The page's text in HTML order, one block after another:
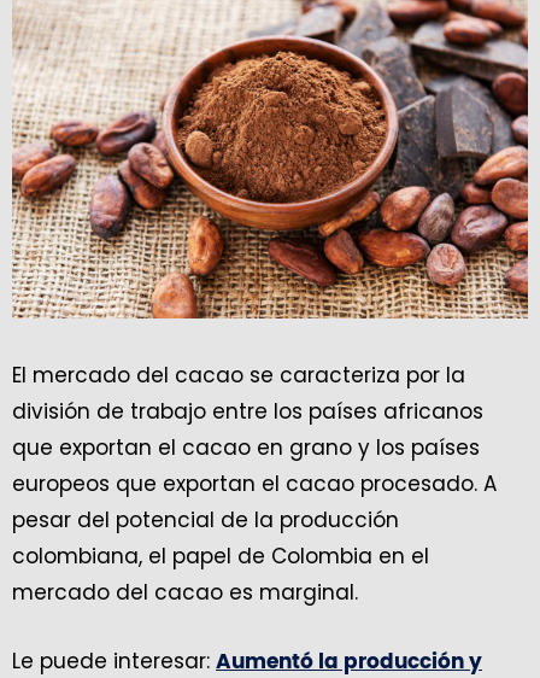
El mercado del cacao se caracteriza por la
división de trabajo entre los países africanos
que exportan el cacao en grano y los países
europeos que exportan el cacao procesado. A
pesar del potencial de la producción
colombiana, el papel de Colombia en el
mercado del cacao es marginal.
Le puede interesar: Aumentó la producción y